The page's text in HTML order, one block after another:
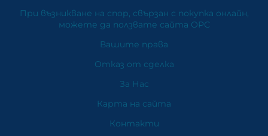
При възникване на спор, свързан с покупка онлайн,
можете да ползвате сайта ОРС
Вашите права
Отказ от сделка
За Нас
Карта на сайта
Контакти